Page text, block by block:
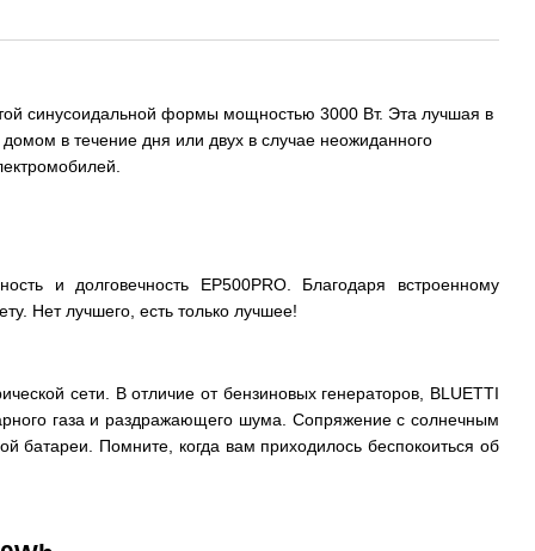
синусоидальной формы мощностью 3000 Вт. Эта лучшая в
в течение дня или двух в случае неожиданного
и долговечность EP500PRO. Благодаря встроенному
Нет лучшего, есть только лучшее!
сети. В отличие от бензиновых генераторов, BLUETTI
газа и раздражающего шума. Сопряжение с солнечным
батареи. Помните, когда вам приходилось беспокоиться об